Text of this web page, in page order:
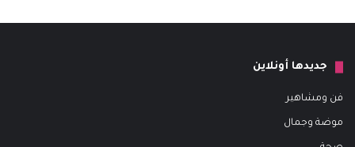
جديدها أونلاين
فن ومشاهير
موضة وجمال